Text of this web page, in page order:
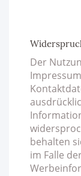
Der
behalten
im Falle